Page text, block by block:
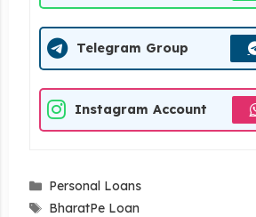
Telegram Group
Instagram Account
Categories
Personal Loans
Tags
BharatPe Loan